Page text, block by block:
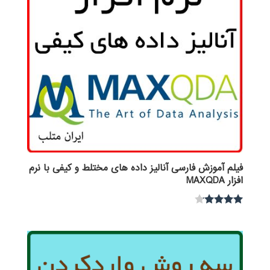
فیلم آموزش فارسی آنالیز داده های مختلط و کیفی با نرم
افزار MAXQDA
از 5